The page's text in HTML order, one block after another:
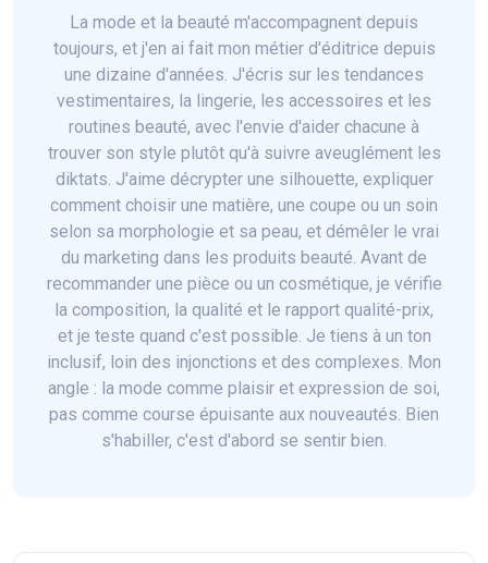
La mode et la beauté m'accompagnent depuis
toujours, et j'en ai fait mon métier d'éditrice depuis
une dizaine d'années. J'écris sur les tendances
vestimentaires, la lingerie, les accessoires et les
routines beauté, avec l'envie d'aider chacune à
trouver son style plutôt qu'à suivre aveuglément les
diktats. J'aime décrypter une silhouette, expliquer
comment choisir une matière, une coupe ou un soin
selon sa morphologie et sa peau, et démêler le vrai
du marketing dans les produits beauté. Avant de
recommander une pièce ou un cosmétique, je vérifie
la composition, la qualité et le rapport qualité-prix,
et je teste quand c'est possible. Je tiens à un ton
inclusif, loin des injonctions et des complexes. Mon
angle : la mode comme plaisir et expression de soi,
pas comme course épuisante aux nouveautés. Bien
s'habiller, c'est d'abord se sentir bien.